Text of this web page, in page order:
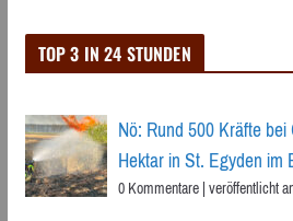
TOP 3 IN 24 STUNDEN
Nö: Rund 500 Kräfte
Hektar in St. Egyden im
0 Kommentare|veröffentlicht